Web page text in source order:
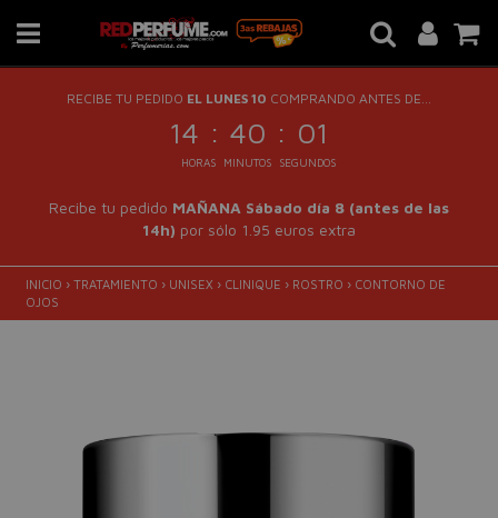
RECIBE TU PEDIDO EL LUNES 10 COMPRANDO ANTES DE...
14 : 40 : 00
HORAS MINUTOS SEGUNDOS
Recibe tu pedido MAÑANA Sábado día 8 (antes de las
14h) por sólo 1.95 euros extra
INICIO › TRATAMIENTO › UNISEX › CLINIQUE › ROSTRO › CONTORNO DE
OJOS